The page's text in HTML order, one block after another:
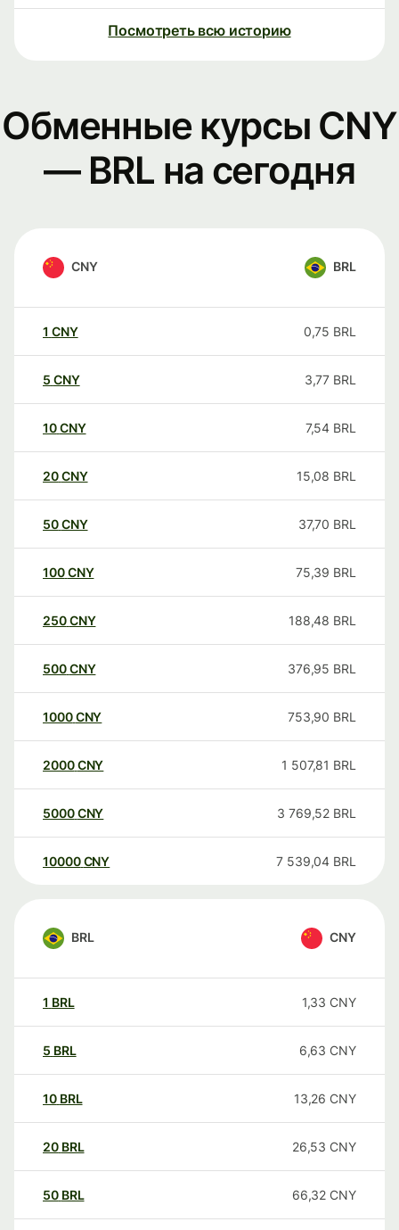
Посмотреть всю историю
Обменные курсы CNY
— BRL на сегодня
CNY BRL
1 CNY 0,75 BRL
5 CNY 3,77 BRL
10CNY 7,54 BRL
20CNY 15,08 BRL
50CNY 37,70 BRL
100CNY 75,39 BRL
250CNY 188,48 BRL
500CNY 376,95 BRL
1000CNY 753,90 BRL
2000CNY 1 507,81 BRL
5000CNY 3 769,52 BRL
10000 CNY 7 539,04 BRL
BRL CNY
1 BRL 1,33 CNY
5 BRL 6,63 CNY
10 BRL 13,26 CNY
20 BRL 26,53 CNY
50 BRL 66,32 CNY